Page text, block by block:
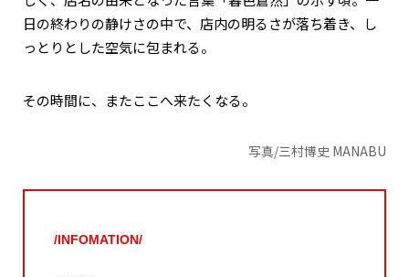
日の終わりの静けさの中で、店内の明るさが落ち着き、し
っとりとした空気に包まれる。
その時間に、またここへ来たくなる。
写真/三村博史 MANABU
/INFOMATION/